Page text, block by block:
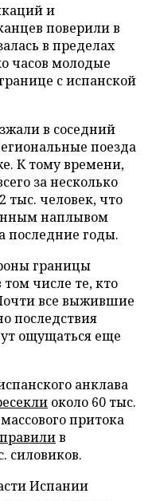
и
поверили в
в пределах
часов молодые
с испанской
в соседний
поезда
К тому времени,
за несколько
тыс. человек, что
наплывом
последние годы.
границы
том числе те, кто
все выжившие
последствия
ощущаться еще
анклава
около 60 тыс.
притока
в
силовиков.
Испании